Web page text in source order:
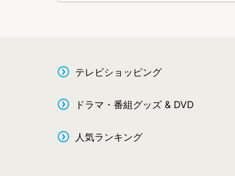
テレビショッピング
ドラマ・番組グッズ & DVD
人気ランキング